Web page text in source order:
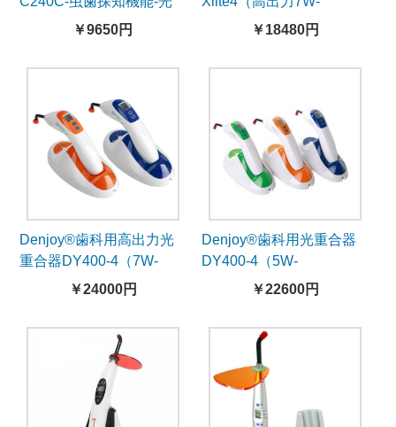
測定機能付き￥9650円
2000mWcm²）
￥18480円
Denjoy®歯科用高出力光
重合器DY400-4（7W-
2000mW/cm²）光測定機
￥24000円
Denjoy®歯科用光重合器
DY400-4（5W-
1100mW/cm²）光測定機
￥22600円